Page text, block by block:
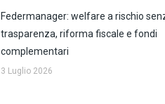
Federmanager: welfare a rischio
trasparenza, riforma fiscale e fondi
complementari
3 Luglio 2026